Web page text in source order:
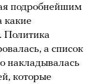
подробнейшим
какие
Политика
а список
накладывалась
которые